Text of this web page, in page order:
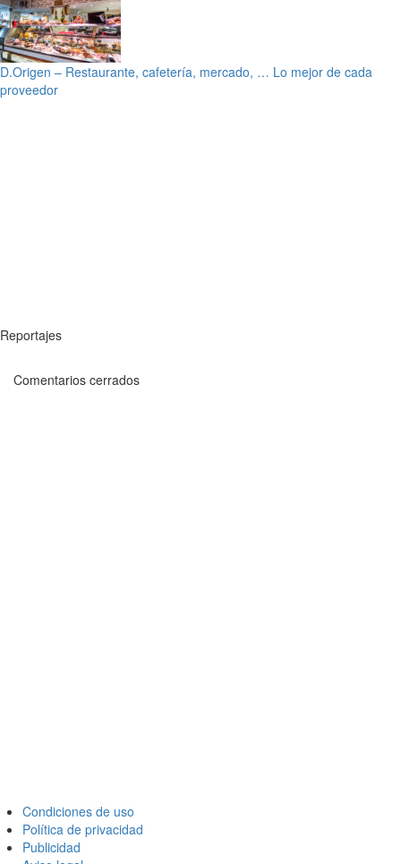
D.Origen – Restaurante, cafetería, mercado, … Lo mejor de cada
proveedor
Reportajes
Comentarios cerrados
Condiciones de uso
Política de privacidad
Publicidad